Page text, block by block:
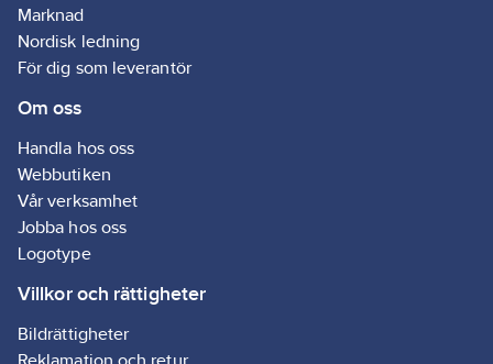
Marknad
Nordisk ledning
För dig som leverantör
Om oss
Handla hos oss
Webbutiken
Vår verksamhet
Jobba hos oss
Logotype
Villkor och rättigheter
Bildrättigheter